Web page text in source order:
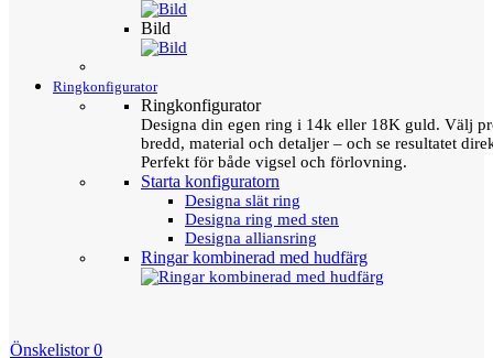
Bild
Ringkonfigurator
Ringkonfigurator
Designa din egen ring i 14k eller 18K guld. Välj
bredd, material och detaljer – och se resultatet
Perfekt för både vigsel och förlovning.
Starta konfiguratorn
Designa slät ring
Designa ring med sten
Designa alliansring
Ringar kombinerad med hudfärg
Önskelistor 0